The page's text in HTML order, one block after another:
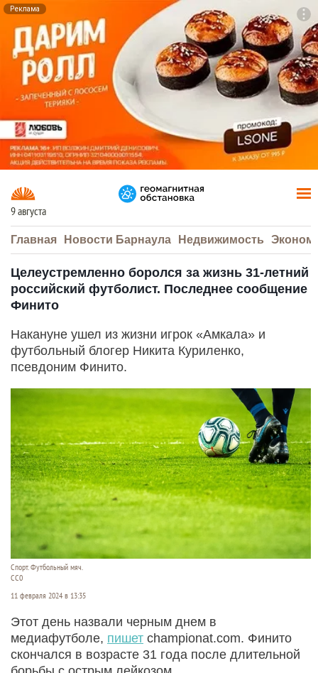
Реклама
9 августа
Главная Новости Барнаула Недвижимость
Целеустремленно боролся за жизнь 31-летний
российский футболист. Последнее сообщение
Финито
Накануне ушел из жизни игрок «Амкала» и
футбольный блогер Никита Куриленко,
псевдоним Финито.
Спорт. Футбольный мяч.
CC0
11 февраля 2024 в 13:35
Этот день назвали черным днем в
медиафутболе, пишет championat.com. Финито
скончался в возрасте 31 года после длительной